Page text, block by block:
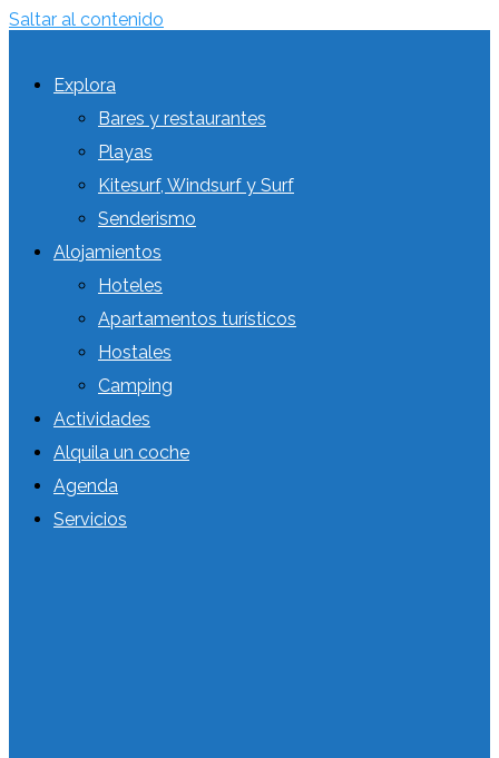
Saltar al contenido
Explora
Bares y restaurantes
Playas
Kitesurf, Windsurf y Surf
Senderismo
Alojamientos
Hoteles
Apartamentos turísticos
Hostales
Camping
Actividades
Alquila un coche
Agenda
Servicios